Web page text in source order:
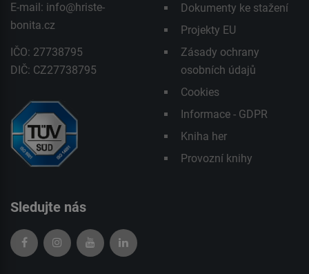
E-mail: info@hriste-
bonita.cz
IČO: 27738795
DIČ: CZ27738795
Dokumenty ke stažení
Projekty EU
Zásady ochrany
osobních údajů
Cookies
Informace - GDPR
Kniha her
Provozní knihy
Sledujte nás